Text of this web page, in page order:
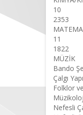
10
2353
11
1822
MÜZİK
Bando
Çalgı
Folklor
Nefesli